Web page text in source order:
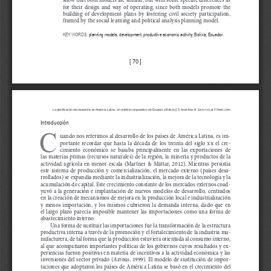
[ 70 ]
for  their  design  and  way  of  operating,  since  both  models  promote  the
building  of  development  plans  by  fostering  civil  society  participation,
framed by the social learning and political analysis planning model.
KEY WORDS: planning models, development, productive economic activity, Bolivia, Ecuador.
La planificación del desarrollo en América Latina. Un análisis comparativo de Ecuador y Bolivia || D. AyAviri NiNA , M. ZuritA vAcA & P. Fierro L óPeZ
Introducción
C uando nos referimos al desarrollo de los países de América Latina, es im-
portante  recordar  que  hasta  la  década  de  los  treinta  del  siglo  xx
  el  cre-
cimiento  económico  se  basaba  principalmente  en  las  exportaciones  de
las materias primas (recursos naturales) de la región, la minería y productos de la
actividad  agrícola  en  menor  escala  (Martner  &  Máttar,  2012).  Mientras  persistía
este  sistema  de  producción  y  comercialización,  el  mercado  externo  (países  desa-
rrollados) se expandía mediante la industrialización, la mejora de la tecnología y la
acumulación de capital. Este crecimiento constante de los mercados externos coad-
yuvó  a  la  generación  e  implantación  de  nuevos  modelos  de  desarrollo,  centrados
en la creación de mecanismos de mejora en la producción local e industrialización
y  menos  importación,  y  los  mismos  cubrieron  la  demanda  interna,  dado  que  en
el  largo  plazo  parecía  imposible  mantener  las  importaciones  como  una  forma  de
abastecimiento interno.
Una forma de sustituir las importaciones fue la transformación de la estructura
productiva interna a través de la promoción y el fortalecimiento de la industria ma-
nufacturera, de tal forma que la producción estuviera orientada al consumo interno,
al que acompañaron importantes políticas de los gobiernos cuyos resultados y ex-
periencias fueron positivas en materia de incentivos a la actividad económica y las
inversiones del sector privado (Arrous, 1999). El modelo de sustitución de impor-
taciones que adoptaron los países de América Latina se basó en el crecimiento del